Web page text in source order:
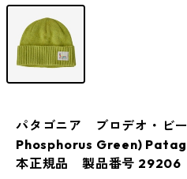
パタゴニア ブロデオ・ビ
Phosphorus Green)
本正規品 製品番号 29206